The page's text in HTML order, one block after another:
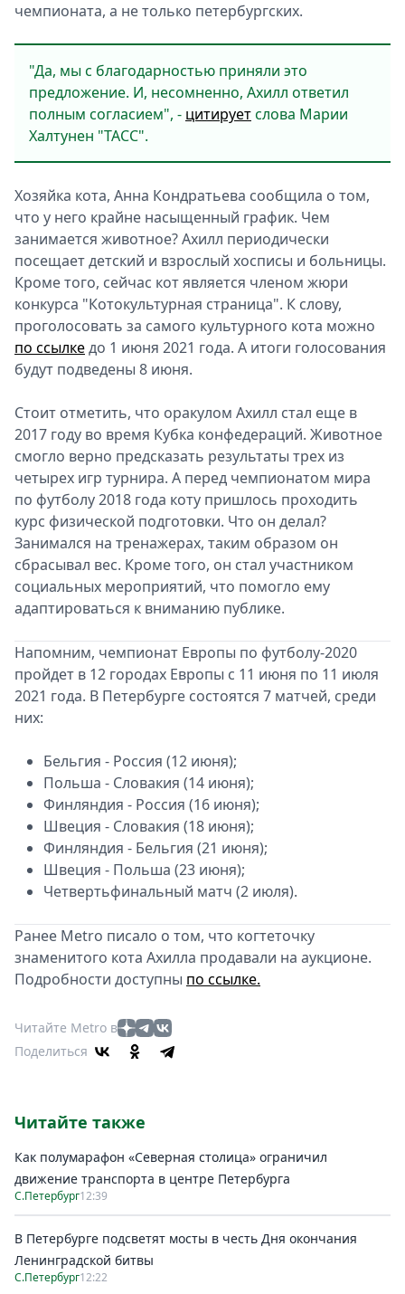
чемпионата, а не только петербургских.
"Да, мы с благодарностью приняли это
предложение. И, несомненно, Ахилл ответил
полным согласием", - цитируетслова Марии
Халтунен "ТАСС".
Хозяйка кота, Анна Кондратьева сообщила о том,
что у него крайне насыщенный график. Чем
занимается животное? Ахилл периодически
посещает детский и взрослый хосписы и больницы.
Кроме того, сейчас кот является членом жюри
конкурса "Котокультурная страница". К слову,
проголосовать за самого культурного кота можно
по ссылкедо 1 июня 2021 года. А итоги голосования
будут подведены 8 июня.
Стоит отметить, что оракулом Ахилл стал еще в
2017 году во время Кубка конфедераций. Животное
смогло верно предсказать результаты трех из
четырех игр турнира. А перед чемпионатом мира
по футболу 2018 года коту пришлось проходить
курс физической подготовки. Что он делал?
Занимался на тренажерах, таким образом он
сбрасывал вес. Кроме того, он стал участником
социальных мероприятий, что помогло ему
адаптироваться к вниманию публике.
Напомним, чемпионат Европы по футболу-2020
пройдет в 12 городах Европы с 11 июня по 11 июля
2021 года. В Петербурге состоятся 7 матчей, среди
них:
Бельгия - Россия (12 июня);
Польша - Словакия (14 июня);
Финляндия - Россия (16 июня);
Швеция - Словакия (18 июня);
Финляндия - Бельгия (21 июня);
Швеция - Польша (23 июня);
Четвертьфинальный матч (2 июля).
Ранее Metro писало о том, что когтеточку
знаменитого кота Ахилла продавали на аукционе.
Подробности доступны по ссылке.
Читайте Metro в
Поделиться
Читайте также
Как полумарафон «Северная столица» ограничил
движение транспорта в центре Петербурга
С.Петербург12:39
В Петербурге подсветят мосты в честь Дня окончания
Ленинградской битвы
С.Петербург12:22